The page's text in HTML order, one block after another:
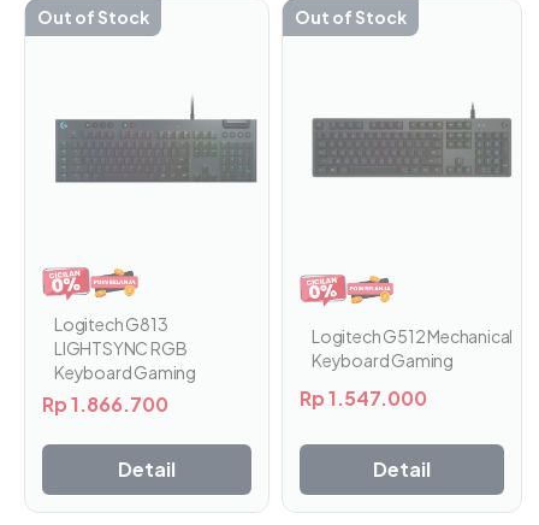
Out of Stock
Logitech G813
LIGHTSYNC RGB
Keyboard Gaming
Rp1.866.700
Detail
Out of Stock
Logitech G512 Mechanical
Keyboard Gaming
Rp1.547.000
Detail